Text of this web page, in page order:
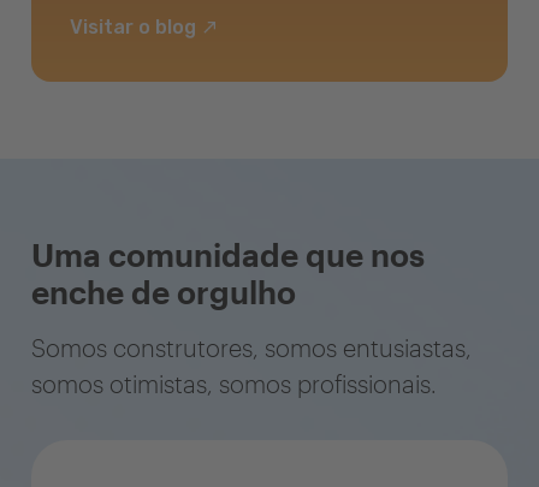
Visitar o blog
Uma comunidade que nos
enche de orgulho
Somos construtores, somos entusiastas,
somos otimistas, somos profissionais.